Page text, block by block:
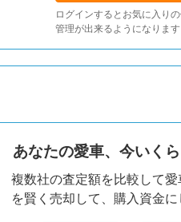
ログインするとお気に入り
管理が出来るようになります
あなたの愛車、今いくら
複数社の査定額を比較して
を賢く売却して、購入資金に